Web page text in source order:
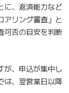
に、返済能力など
アリング審査」と
可否の目安を判断
が、申込が集中し
は、翌営業日以降